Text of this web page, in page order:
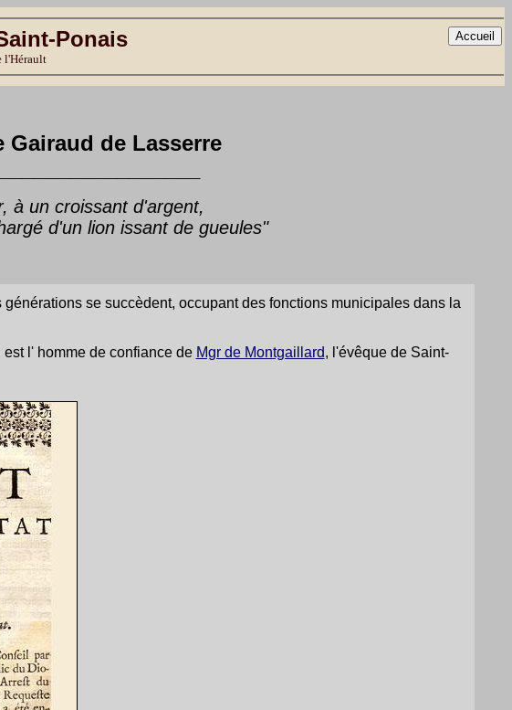
Ponais
l'Hérault
Gairaud de Lasserre
à un croissant d'argent,
d'un lion issant de gueules"
se succèdent, occupant des fonctions municipales dans la
l' homme de confiance de Mgr de Montgaillard, l'évêque de Saint-